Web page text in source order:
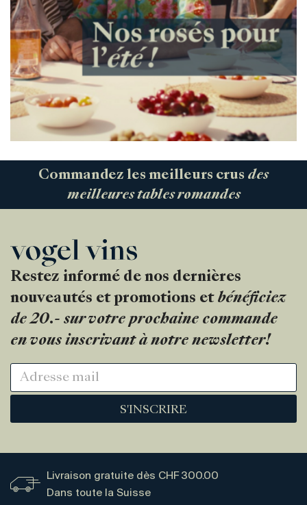
Commandez les meilleurs crus des
meilleures tables romandes
Restez informé de nos dernières
nouveautés et promotions et bénéficiez
de 20.- sur votre prochaine commande
en vous inscrivant à notre newsletter!
S'INSCRIRE
Livraison gratuite dès CHF 300.00
Dans toute la Suisse